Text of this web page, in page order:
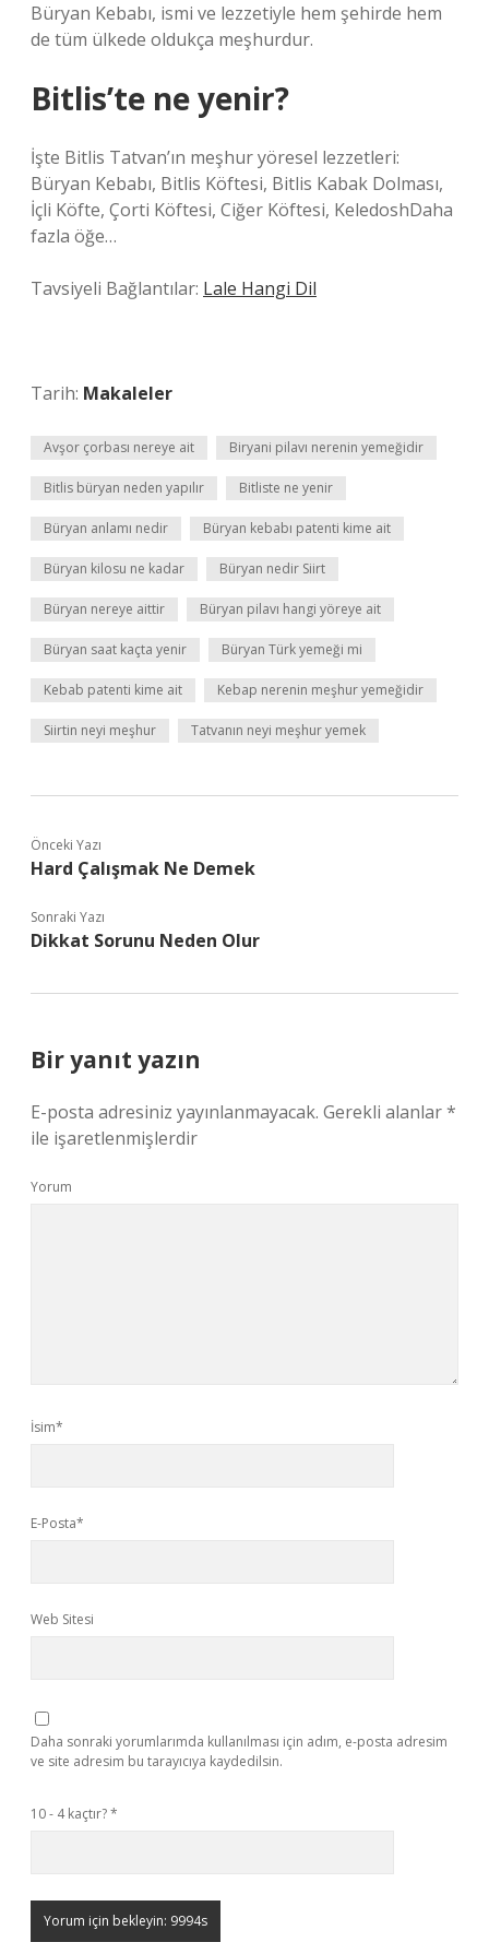
Büryan Kebabı, ismi ve lezzetiyle hem şehirde hem
de tüm ülkede oldukça meşhurdur.
Bitlis’te ne yenir?
İşte Bitlis Tatvan’ın meşhur yöresel lezzetleri:
Büryan Kebabı, Bitlis Köftesi, Bitlis Kabak Dolması,
İçli Köfte, Çorti Köftesi, Ciğer Köftesi, KeledoshDaha
fazla öğe…
Tavsiyeli Bağlantılar: Lale Hangi Dil
Tarih: Makaleler
Avşor çorbası nereye ait Biryani pilavı nerenin yemeğidir
Bitlis büryan neden yapılır Bitliste ne yenir
Büryan anlamı nedir Büryan kebabı patenti kime ait
Büryan kilosu ne kadar Büryan nedir Siirt
Büryan nereye aittir Büryan pilavı hangi yöreye ait
Büryan saat kaçta yenir Büryan Türk yemeği mi
Kebab patenti kime ait Kebap nerenin meşhur yemeğidir
Siirtin neyi meşhur Tatvanın neyi meşhur yemek
Önceki Yazı
Hard Çalışmak Ne Demek
Sonraki Yazı
Dikkat Sorunu Neden Olur
Bir yanıt yazın
E-posta adresiniz yayınlanmayacak. Gerekli alanlar*
ile işaretlenmişlerdir
Yorum
İsim*
E-Posta*
Web Sitesi
Daha sonraki yorumlarımda kullanılması için adım, e-posta adresim
ve site adresim bu tarayıcıya kaydedilsin.
10 - 4 kaçtır?*